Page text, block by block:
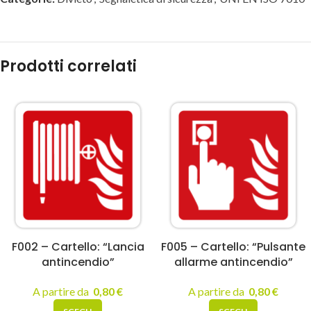
Prodotti correlati
F002 – Cartello: “Lancia
antincendio”
A partire da 0,80€
F005 – Cartello: “Pulsante
allarme antincendio”
A partire da 0,80€